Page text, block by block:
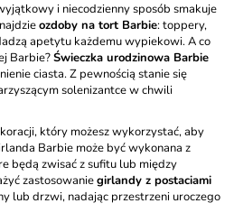
i niecodzienny sposób smakuje
ozdoby na tort Barbie: toppery,
apetytu każdemu wypiekowi. A co
Barbie?Świeczka urodzinowa Barbie
ciasta. Z pewnością stanie się
solenizantce w chwili
który możesz wykorzystać, aby
Barbie może być wykonana z
będą zwisać z sufitu lub między
zastosowaniegirlandy z postaciami
lub drzwi, nadając przestrzeni uroczego